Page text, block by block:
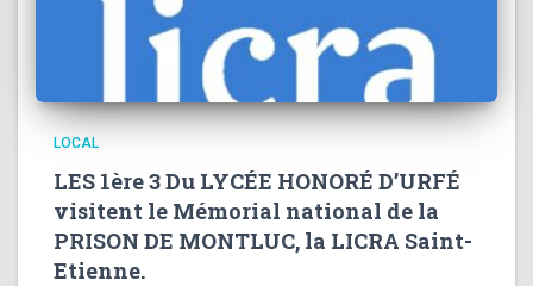
LOCAL
LES 1ère 3 Du LYCÉE HONORÉ D’URFÉ
visitent le Mémorial national de la
PRISON DE MONTLUC, la LICRA Saint-
Etienne.